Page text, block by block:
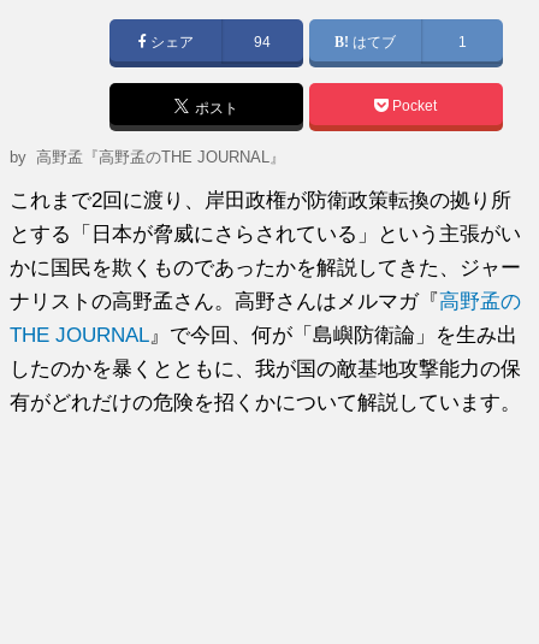
シェア 94 はてブ 1
ポスト Pocket
by高野孟『高野孟のTHE JOURNAL』
これまで2回に渡り、岸田政権が防衛政策転換の拠り所
とする「日本が脅威にさらされている」という主張がい
かに国民を欺くものであったかを解説してきた、ジャー
ナリストの高野孟さん。高野さんはメルマガ『高野孟の
THE JOURNAL 』で今回、何が「島嶼防衛論」を生み出
したのかを暴くとともに、我が国の敵基地攻撃能力の保
有がどれだけの危険を招くかについて解説しています。